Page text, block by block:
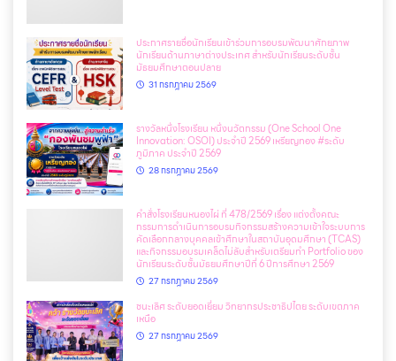
ประกาศรายชื่อนักเรียนเข้าร่วมการอบรมพัฒนาศักยภาพ
นักเรียนด้านภาษาต่างประเทศ สำหรับนักเรียนระดับชั้น
มัธยมศึกษาตอนปลาย
31 กรกฎาคม 2569
รางวัลหนึ่งโรงเรียน หนึ่งนวัตกรรม (One School One
Innovation: OSOI) ประจำปี 2569 เหรียญทอง #ระดับ
ภูมิภาค ประจำปี 2569
28 กรกฎาคม 2569
คำสั่งโรงเรียนหนองไผ่ ที่ 478/2569 เรื่อง แต่งตั้งคณะ
กรรมการดำเนินการอบรมกิจกรรมสร้างความเข้าใจระบบการ
คัดเลือกกลางบุคคลเข้าศึกษาในสถาบันอุดมศึกษา (TCAS)
และกิจกรรมอบรมเคล็ดไม่ลับสำหรับเตรียมทำ Portfolio ของ
นักเรียนระดับชั้นมัธยมศึกษาปีที่ 6 ปีการศึกษา 2569
27 กรกฎาคม 2569
ชนะเลิศ ระดับยอดเยี่ยม วิทยากรประชาธิปไตย ระดับเขตภาค
เหนือ
27 กรกฎาคม 2569